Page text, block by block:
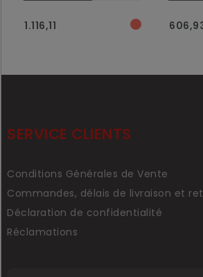
1.116,11
SERVICE CLIENTS
Conditions Générales de Vente
Commandes, délais de livraison et
Déclaration de confidentialité
Réclamations